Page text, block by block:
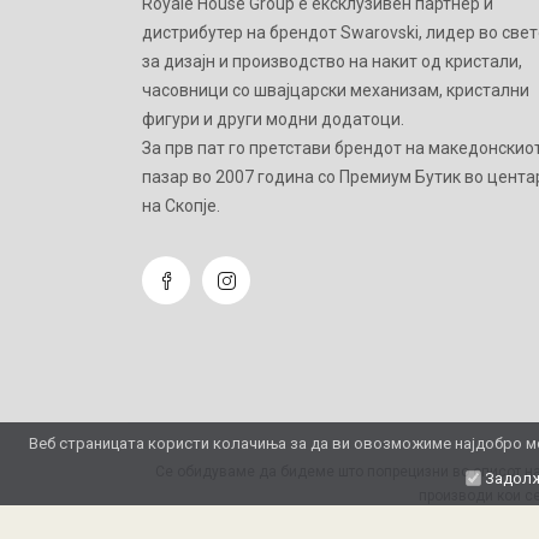
Веб страницата користи колачиња за да ви овозможиме најдобро
дистрибутер на брендот Swarovski, лидер во
за дизајн и производство на накит од кристали,
часовници со швајцарски механизам, кристални
фигури и други модни додатоци.
Зa прв пат го претстави брендот на
пазар во 2007 година со Премиум Бутик во
на Скопје.
Се обидуваме да бидеме што попрецизни во описот